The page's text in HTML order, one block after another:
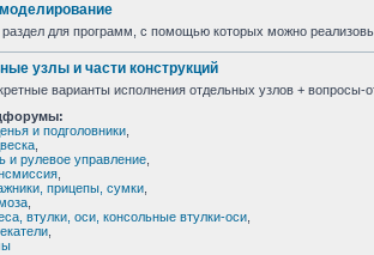
для программ, с помощью которых можно
узлы и части конструкций
варианты исполнения отдельных узлов + вопросы-
и подголовники
и рулевое управление
прицепы, сумки
втулки, оси, консольные втулки-оси